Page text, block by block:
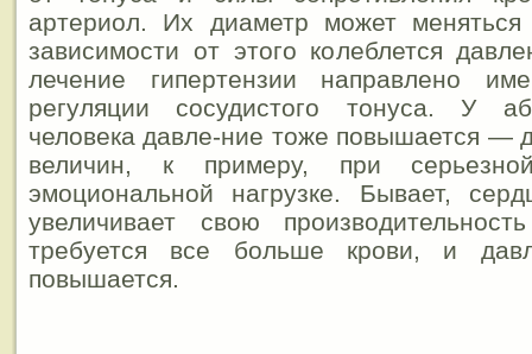
артериол. Их диаметр может
зависимости от этого колеблется
лечение гипертензии направлено
регуляции сосудистого тонуса. У
человека давле-ние тоже повышается —
величин, к примеру, при
эмоциональной нагрузке. Бывает,
увеличивает свою
требуется все больше крови, и
повышается.